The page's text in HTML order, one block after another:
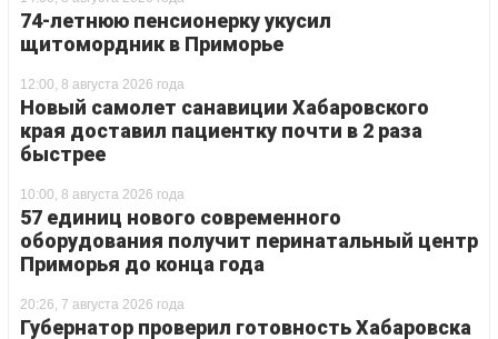
74-летнюю пенсионерку укусил
щитомордник в Приморье
12:00, 8 августа 2026 года
Новый самолет санавиции Хабаровского
края доставил пациентку почти в 2 раза
быстрее
10:00, 8 августа 2026 года
57 единиц нового современного
оборудования получит перинатальный центр
Приморья до конца года
20:26, 7 августа 2026 года
Губернатор проверил готовность Хабаровска